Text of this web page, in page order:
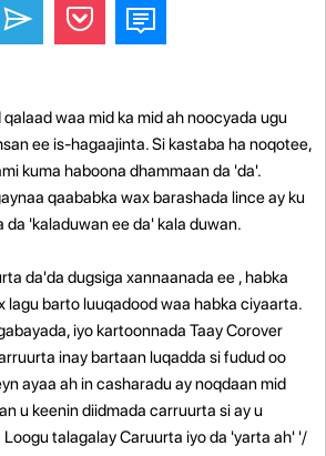
waa mid ka mid ah noocyada ugu
ee is-hagaajinta. Si kastaba ha noqotee,
kuma haboona dhammaan da 'da'.
qaababka wax barashada lince ay ku
da 'kaladuwan ee da' kala duwan.
da'da dugsiga xannaanada ee , habka
lagu barto luuqadood waa habka ciyaarta.
iyo kartoonnada Taay Corover
inay bartaan luqadda si fudud oo
ayaa ah in casharadu ay noqdaan mid
u keenin diidmada carruurta si ay u
Loogu talagalayCaruurta iyo da 'yarta ah' '/